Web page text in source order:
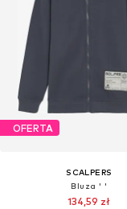
OFERTA
SCALPERS
Bluza ' '
134,59 zł